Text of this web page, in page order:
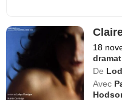
18
De
Avec